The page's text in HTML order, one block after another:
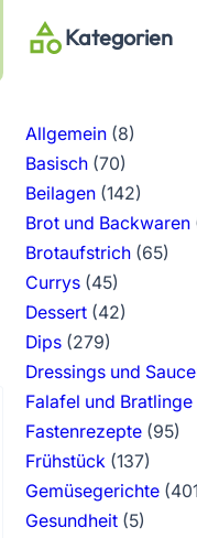
Kategorien
Allgemein(8)
Basisch(70)
Beilagen(142)
Brot und Backwaren
Brotaufstrich(65)
Currys(45)
Dessert(42)
Dips(279)
Dressings und
Falafel und Bratlinge
Fastenrezepte(95)
Frühstück (137)
Gemüsegerichte
Gesundheit(5)